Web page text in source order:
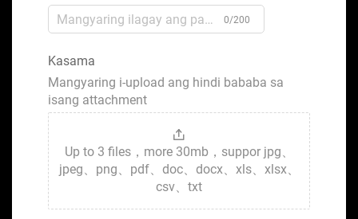
0/200
Kasama
Mangyaring i-upload ang hindi bababa sa
isang attachment
Up to 3 files，more 30mb，suppor jpg、
jpeg、png、pdf、doc、docx、xls、xlsx、
csv、txt